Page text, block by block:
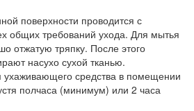
поверхности проводится с
общих требований ухода. Для мытья
отжатую тряпку. После этого
насухо сухой тканью.
средства в помещении
полчаса (минимум) или 2 часа